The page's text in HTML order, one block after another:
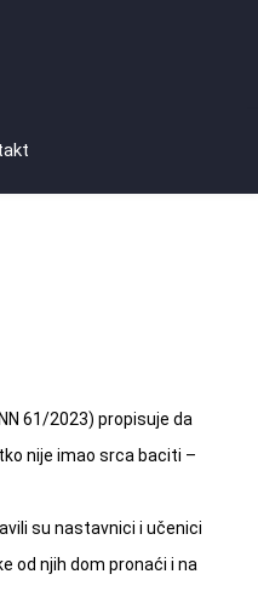
61/2023) propisuje da
nije imao srca baciti –
su nastavnici i učenici
od njih dom pronaći i na